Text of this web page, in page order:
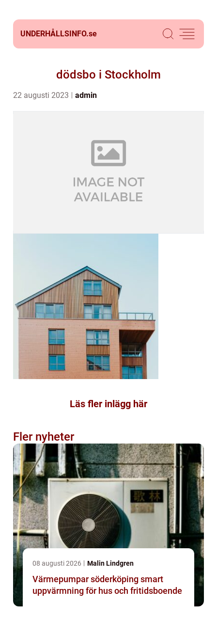
UNDERHÅLLSINFO.se
dödsbo i Stockholm
22 augusti 2023 admin
Läs fler inlägg här
Fler nyheter
08 augusti 2026 Malin Lindgren
Värmepumpar söderköping smart
uppvärmning för hus och fritidsboende